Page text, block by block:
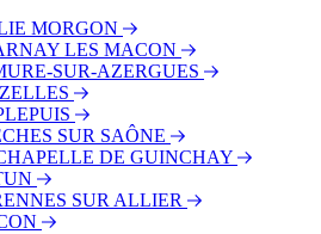
MORGON
LES MACON
SUR-AZERGUES
SUR SAÔNE
DE GUINCHAY
SUR ALLIER